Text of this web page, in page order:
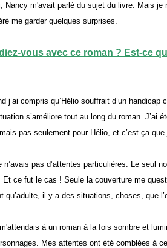
Nancy m'avait parlé du sujet du livre. Mais je
me garder quelques surprises.
vous avec ce roman ? Est-ce
j’ai compris qu’Hélio souffrait d’un
s’améliore tout au long du roman. J’ai
pas seulement pour Hélio, et c’est ça
n’avais pas d’attentes particulières. Le seul
Et ce fut le cas ! Seule la couverture me
qu’adulte, il y a des situations, choses, que
à un roman à la fois sombre et
Mes attentes ont été comblées à